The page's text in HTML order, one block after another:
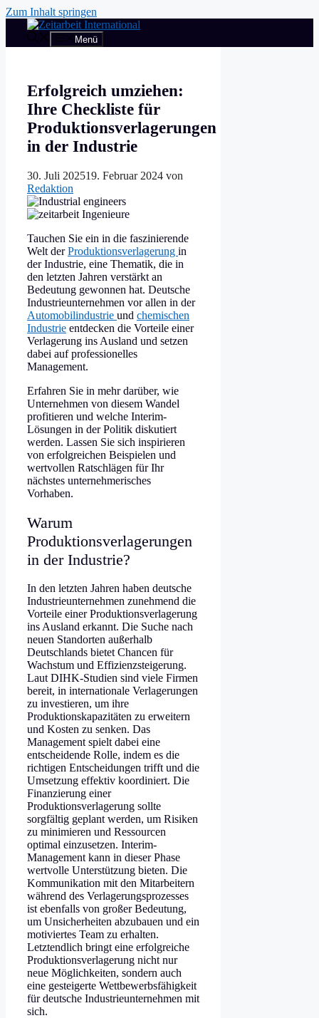
Zum Inhalt springen
Menü
Erfolgreich umziehen:
Ihre Checkliste für
Produktionsverlagerungen
in der Industrie
30. Juli 202519. Februar 2024 von
Redaktion
Tauchen Sie ein in die faszinierende
Welt derProduktionsverlagerung in
der Industrie, eine Thematik, die in
den letzten Jahren verstärkt an
Bedeutung gewonnen hat. Deutsche
Industrieunternehmen vor allen in der
Automobilindustrie und chemischen
Industrie entdecken die Vorteile einer
Verlagerung ins Ausland und setzen
dabei auf professionelles
Management.
Erfahren Sie in mehr darüber, wie
Unternehmen von diesem Wandel
profitieren und welche Interim-
Lösungen in der Politik diskutiert
werden. Lassen Sie sich inspirieren
von erfolgreichen Beispielen und
wertvollen Ratschlägen für Ihr
nächstes unternehmerisches
Vorhaben.
Warum
Produktionsverlagerungen
in der Industrie?
In den letzten Jahren haben deutsche
Industrieunternehmen zunehmend die
Vorteile einer Produktionsverlagerung
ins Ausland erkannt. Die Suche nach
neuen Standorten außerhalb
Deutschlands bietet Chancen für
Wachstum und Effizienzsteigerung.
Laut DIHK-Studien sind viele Firmen
bereit, in internationale Verlagerungen
zu investieren, um ihre
Produktionskapazitäten zu erweitern
und Kosten zu senken. Das
Management spielt dabei eine
entscheidende Rolle, indem es die
richtigen Entscheidungen trifft und die
Umsetzung effektiv koordiniert. Die
Finanzierung einer
Produktionsverlagerung sollte
sorgfältig geplant werden, um Risiken
zu minimieren und Ressourcen
optimal einzusetzen. Interim-
Management kann in dieser Phase
wertvolle Unterstützung bieten. Die
Kommunikation mit den Mitarbeitern
während des Verlagerungsprozesses
ist ebenfalls von großer Bedeutung,
um Unsicherheiten abzubauen und ein
motiviertes Team zu erhalten.
Letztendlich bringt eine erfolgreiche
Produktionsverlagerung nicht nur
neue Möglichkeiten, sondern auch
eine gesteigerte Wettbewerbsfähigkeit
für deutsche Industrieunternehmen mit
sich.